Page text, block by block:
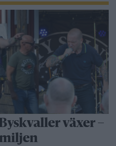
växer –